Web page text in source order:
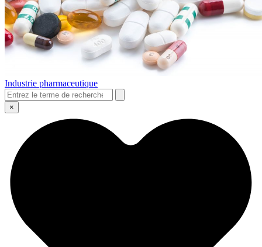
Industrie pharmaceutique
×